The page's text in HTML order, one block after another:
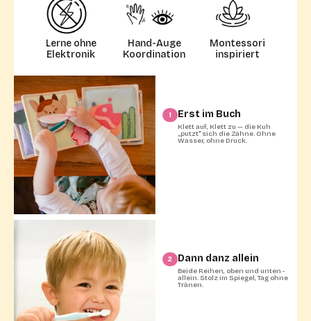
1 Erst im Buch
Klett auf, Klett zu — die Kuh
„putzt" sich die Zähne. Ohne
Wasser, ohne Druck.
2 Dann danz allein
Beide Reihen, oben und unten -
allein. Stolz im Spiegel, Tag ohne
Tränen.
Lerne ohne
Elektronik
Hand-Auge
Koordination
Montessori
inspiriert